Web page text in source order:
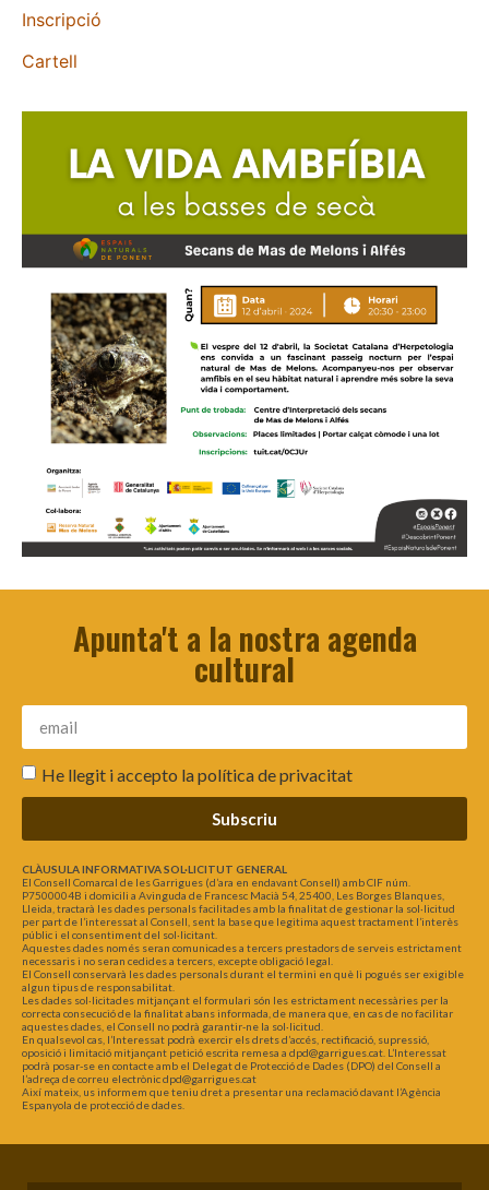
Inscripció
Cartell
Apunta't a la nostra agenda
cultural
He llegit i accepto lapolítica de privacitat
Subscriu
CLÀUSULA INFORMATIVA SOL·LICITUT GENERAL
El Consell Comarcal de les Garrigues (d’ara en endavant Consell) amb CIF núm.
P7500004B i domicili a Avinguda de Francesc Macià 54, 25400, Les Borges Blanques,
Lleida, tractarà les dades personals facilitades amb la finalitat de gestionar la sol·licitud
per part de l’interessat al Consell, sent la base que legitima aquest tractament l’interès
públic i el consentiment del sol·licitant.
Aquestes dades només seran comunicades a tercers prestadors de serveis estrictament
necessaris i no seran cedides a tercers, excepte obligació legal.
El Consell conservarà les dades personals durant el termini en què li pogués ser exigible
algun tipus de responsabilitat.
Les dades sol·licitades mitjançant el formulari són les estrictament necessàries per la
correcta consecució de la finalitat abans informada, de manera que, en cas de no facilitar
aquestes dades, el Consell no podrà garantir-ne la sol·licitud.
En qualsevol cas, l’Interessat podrà exercir els drets d’accés, rectificació, supressió,
oposició i limitació mitjançant petició escrita remesa a dpd@garrigues.cat. L’Interessat
podrà posar-se en contacte amb el Delegat de Protecció de Dades (DPO) del Consell a
l’adreça de correu electrònic dpd@garrigues.cat
Així mateix, us informem que teniu dret a presentar una reclamació davant l’Agència
Espanyola de protecció de dades.